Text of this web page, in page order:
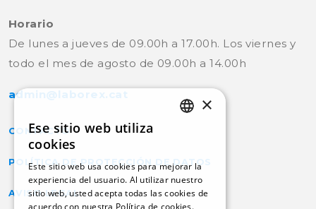
Horario
De lunes a jueves de 09.00h a 17.00h. Los viernes y
todo el mes de agosto de 09.00h a 14.00h
admin@laborex.cat
CONTACTO
POLÍTICA DE PROTECCIÓN DE DATOS
AVISO LEGAL
SPANISH
×
Ese sitio web utiliza
cookies
Este sitio web usa cookies para mejorar la
experiencia del usuario. Al utilizar nuestro
sitio web, usted acepta todas las cookies de
acuerdo con nuestra Política de cookies.